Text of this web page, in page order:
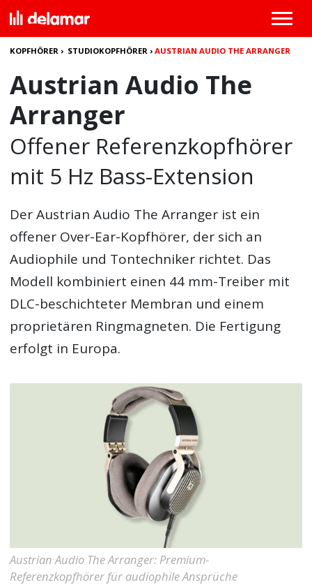
KOPFHÖRER › STUDIOKOPFHÖRER ›AUSTRIAN AUDIO THE ARRANGER
Austrian Audio The
Arranger
Offener Referenzkopfhörer
mit 5 Hz Bass-Extension
DerAustrian Audio The Arranger ist ein
offener Over-Ear-Kopfhörer, der sich an
Audiophile und Tontechniker richtet. Das
Modell kombiniert einen 44 mm-Treiber mit
DLC-beschichteter Membran und einem
proprietären Ringmagneten. Die Fertigung
erfolgt in Europa.
Austrian Audio The Arranger: Premium-
Referenzkopfhörer für audiophile Ansprüche